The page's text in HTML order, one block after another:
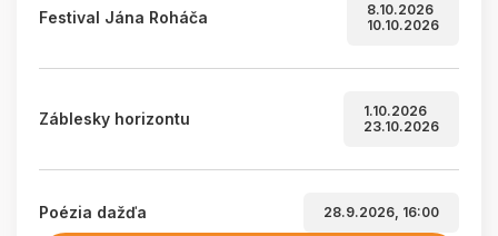
Festival Jána Roháča
8.10.2026
10.10.2026
Záblesky horizontu
1.10.2026
23.10.2026
Poézia dažďa 28.9.2026, 16:00